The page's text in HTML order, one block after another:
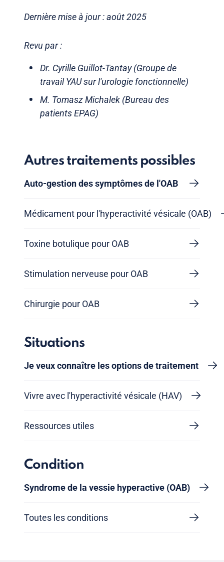
Dernière mise à jour : août 2025
Revu par :
Dr. Cyrille Guillot-Tantay (Groupe de
travail YAU sur l'urologie fonctionnelle)
M. Tomasz Michalek (Bureau des
patients EPAG)
Autres traitements possibles
Auto-gestion des symptômes de l'OAB
Médicament pour l'hyperactivité vésicale (OAB)
Toxine botulique pour OAB
Stimulation nerveuse pour OAB
Chirurgie pour OAB
Situations
Je veux connaître les options de traitement
Vivre avec l'hyperactivité vésicale (HAV)
Ressources utiles
Condition
Syndrome de la vessie hyperactive (OAB)
Toutes les conditions